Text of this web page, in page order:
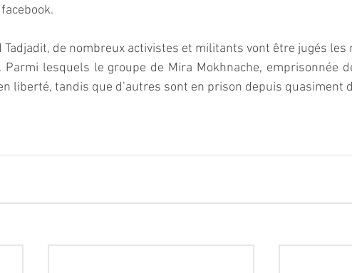
Tadjadit, de nombreux activistes et militants vont être jugés les
Parmi lesquels le groupe de Mira Mokhnache, emprisonnée
liberté, tandis que d’autres sont en prison depuis quasiment